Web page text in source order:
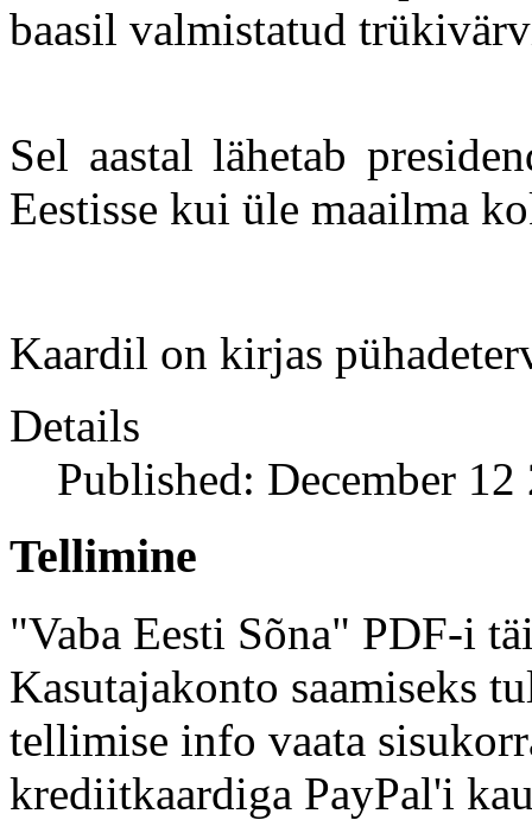
baasil valmistatud
Sel aastal lähetab
Eestisse kui üle maailma
Kaardil on kirjas
Details
Published: December 12
Tellimine
"Vaba Eesti Sõna" PDF-i
Kasutajakonto saamiseks
tellimise info vaata
krediitkaardiga PayPal'i